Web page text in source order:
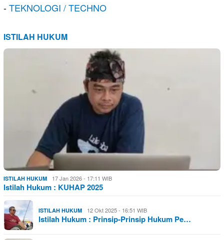
-TEKNOLOGI / TECHNO
ISTILAH HUKUM
ISTILAH HUKUM 17 Jan 2026 - 17:11 WIB
Istilah Hukum : KUHAP 2025
ISTILAH HUKUM 12 Okt 2025 - 16:51 WIB
Istilah Hukum : Prinsip-Prinsip Hukum Pe…